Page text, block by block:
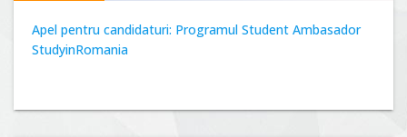
Apel pentru candidaturi: Programul Student Ambasador
StudyinRomania